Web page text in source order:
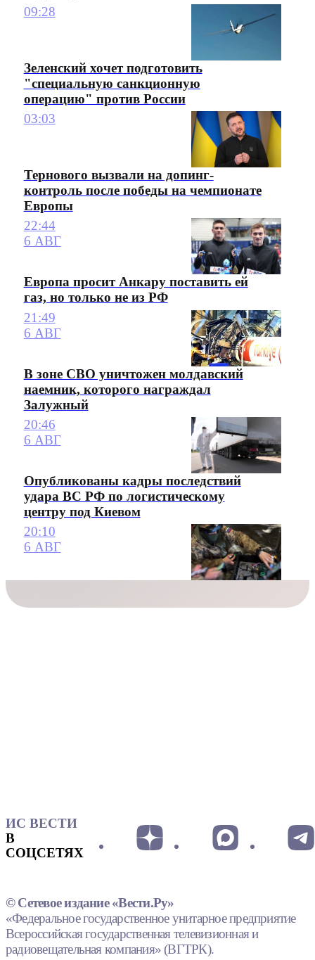
09:28
Зеленский хочет подготовить
"специальную санкционную
операцию" против России
03:03
Тернового вызвали на допинг-
контроль после победы на чемпионате
Европы
22:44
6 АВГ
Европа просит Анкару поставить ей
газ, но только не из РФ
21:49
6 АВГ
В зоне СВО уничтожен молдавский
наемник, которого награждал
Залужный
20:46
6 АВГ
Опубликованы кадры последствий
удара ВС РФ по логистическому
центру под Киевом
20:10
6 АВГ
ИС ВЕСТИ
В
СОЦСЕТЯХ
© Сетевое издание «Вести.Ру»
«Федеральное государственное унитарное предприятие
Всероссийская государственная телевизионная и
радиовещательная компания» (ВГТРК).